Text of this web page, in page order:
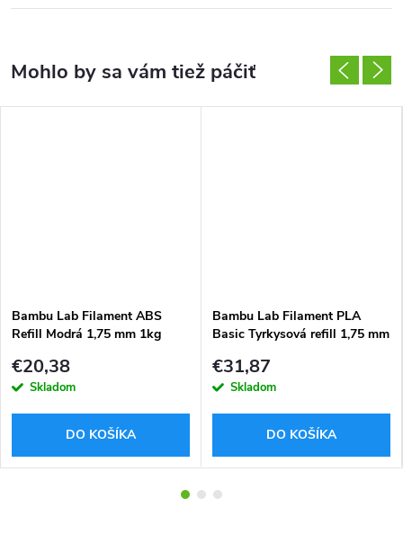
Bambu Lab Filament ABS
Refill Modrá 1,75 mm 1kg
€20,38
Skladom
DO KOŠÍKA
Bambu Lab Filament PLA
Basic Tyrkysová refill 1,75 mm
€31,87
Skladom
DO KOŠÍKA